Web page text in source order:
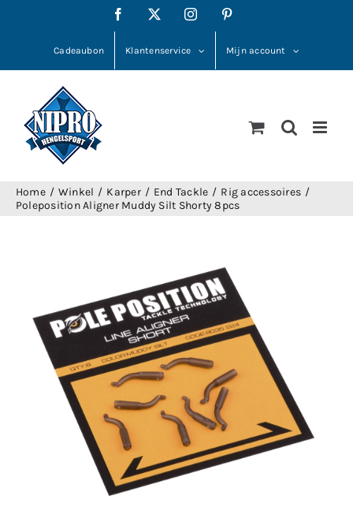
Facebook Instagram
Cadeaubon Klantenservice Mijn account
Home Winkel Karper End Tackle
Rig accessoires
Poleposition Aligner Muddy Silt Shorty 8pcs